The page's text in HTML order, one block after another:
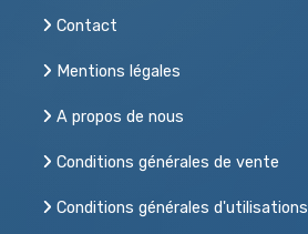
Contact
Mentions légales
A propos de nous
Conditions générales de vente
Conditions générales d'utilisations